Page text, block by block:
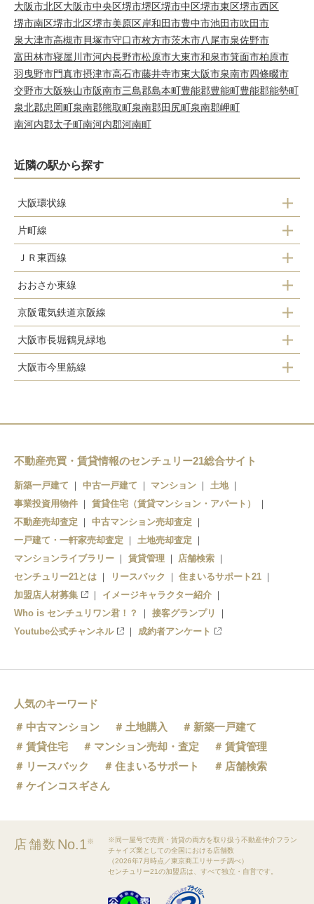
大阪市北区大阪市中央区堺市堺区堺市中区堺市東区堺市西区
堺市南区堺市北区堺市美原区岸和田市豊中市池田市吹田市
泉大津市高槻市貝塚市守口市枚方市茨木市八尾市泉佐野市
富田林市寝屋川市河内長野市松原市大東市和泉市箕面市柏原市
羽曳野市門真市摂津市高石市藤井寺市東大阪市泉南市四條畷市
交野市大阪狭山市阪南市三島郡島本町豊能郡豊能町豊能郡能勢町
泉北郡忠岡町泉南郡熊取町泉南郡田尻町泉南郡岬町
南河内郡太子町南河内郡河南町
近隣の駅から探す
大阪環状線
京橋駅
片町線
鴫野駅
京橋駅
ＪＲ東西線
京橋駅
おおさか東線
ＪＲ野江駅
鴫野駅
京阪電気鉄道京阪線
関目駅
野江駅
大阪市長堀鶴見緑地
京橋駅
大阪市今里筋線
蒲生四丁目駅
鴫野駅
不動産売買・賃貸情報のセンチュリー21総合サイト
新築一戸建て 中古一戸建て マンション
土地
事業投資用物件
賃貸住宅（賃貸マンション・アパート）
不動産売却査定
中古マンション売却査定
一戸建て・一軒家売却査定
土地売却査定
マンションライブラリー
賃貸管理
店舗検索
センチュリー21とは
リースバック
住まいるサポート21
加盟店人材募集
イメージキャラクター紹介
Who is センチュリワン君！？
接客グランプリ
Youtube公式チャンネル
成約者アンケート
人気のキーワード
中古マンション
土地購入
新築一戸建て
賃貸住宅
マンション売却・査定
賃貸管理
リースバック
住まいるサポート
店舗検索
ケインコスギさん
店舗数 No.1※
※同一屋号で売買・賃貸の両方を取り扱う不動産仲介フラン
チャイズ業としての全国における店舗数
（2026年7月時点／東京商工リサーチ調べ）
センチュリー21の加盟店は、すべて独立・自営です。